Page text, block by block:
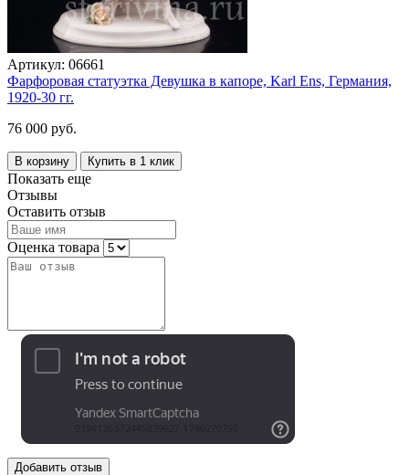
Артикул: 06661
Фарфоровая статуэтка Девушка в капоре, Karl Ens, Германия,
1920-30 гг.
76 000 руб.
В корзину Купить в 1 клик
Показать еще
Отзывы
Оставить отзыв
Оценка товара
Добавить отзыв